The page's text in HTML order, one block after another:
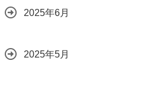
2025年6月
2025年5月